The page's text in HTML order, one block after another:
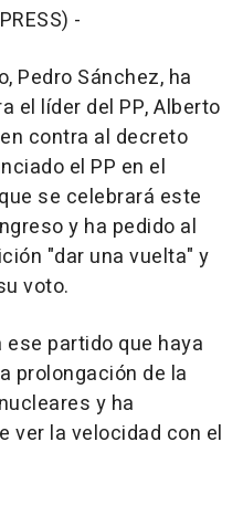
-
Pedro Sánchez, ha
el líder del PP, Alberto
contra al decreto
el PP en el
se celebrará este
y ha pedido al
"dar una vuelta" y
voto.
partido que haya
prolongación de la
y ha
ver la velocidad con el